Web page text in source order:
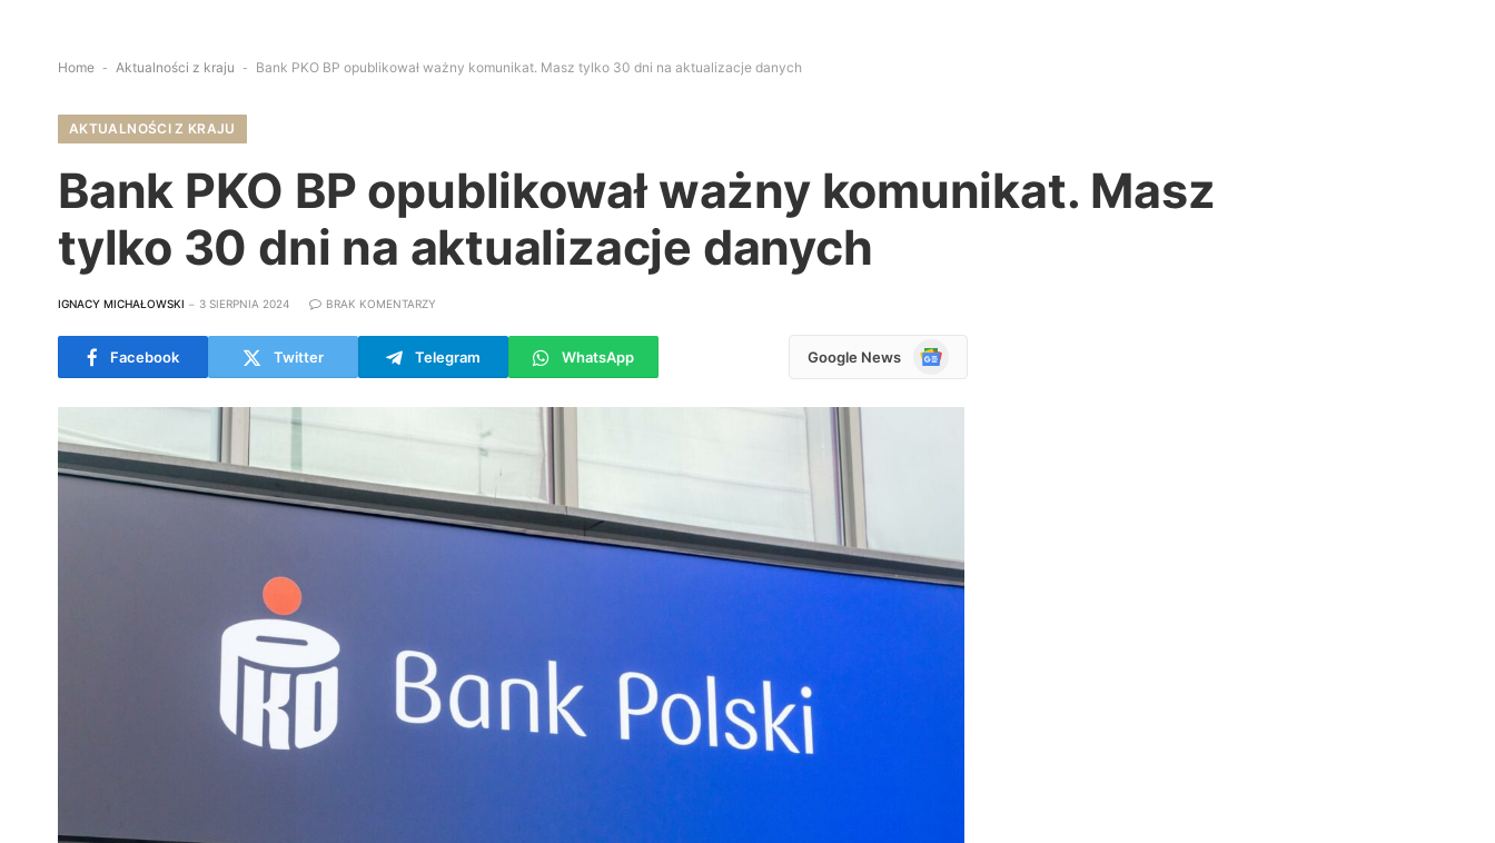
Home - Aktualności z kraju - Bank PKO BP opublikował ważny komunikat. Masz tylko 30 dni na aktualizacje danych
AKTUALNOŚCI Z KRAJU
Bank PKO BP opublikował ważny komunikat. Masz
tylko 30 dni na aktualizacje danych
IGNACY MICHAŁOWSKI 3 SIERPNIA 2024 BRAK KOMENTARZY
Facebook Twitter Telegram WhatsApp Google News
Google